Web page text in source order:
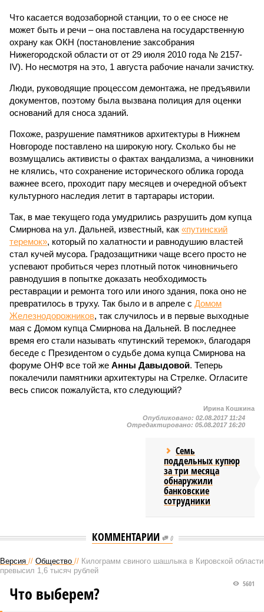
Что касается водозаборной станции, то о ее сносе не
может быть и речи – она поставлена на государственную
охрану как ОКН (постановление заксобрания
Нижегородской области от от 29 июля 2010 года № 2157-
IV). Но несмотря на это, 1 августа рабочие начали зачистку.
Люди, руководящие процессом демонтажа, не предъявили
документов, поэтому была вызвана полиция для оценки
оснований для сноса зданий.
Похоже, разрушение памятников архитектуры в Нижнем
Новгороде поставлено на широкую ногу. Сколько бы не
возмущались активисты о фактах вандализма, а чиновники
не клялись, что сохранение исторического облика города
важнее всего, проходит пару месяцев и очередной объект
культурного наследия летит в тартарары истории.
Так, в мае текущего года умудрились разрушить дом купца
Смирнова на ул. Дальней, известный, как «путинский
теремок», который по халатности и равнодушию властей
стал кучей мусора. Градозащитники чаще всего просто не
успевают пробиться через плотный поток чиновничьего
равнодушия в попытке доказать необходимость
реставрации и ремонта того или иного здания, пока оно не
превратилось в труху. Так было и в апреле с Домом
Железнодорожников, так случилось и в первые выходные
мая с Домом купца Смирнова на Дальней. В последнее
время его стали называть «путинский теремок», благодаря
беседе с Президентом о судьбе дома купца Смирнова на
форуме ОНФ все той же Анны Давыдовой. Теперь
покалечили памятники архитектуры на Стрелке. Огласите
весь список пожалуйста, кто следующий?
Ирина Кошкина
Опубликовано: 02.08.2017 11:24
Отредактировано: 05.08.2017 16:20
Семь
поддельных купюр
за три месяца
обнаружили
банковские
сотрудники
КОММЕНТАРИИ 0
Версия // Общество // Килограмм свиного шашлыка в Кировской области
превысил 1,6 тысяч рублей
5601
Что выберем?